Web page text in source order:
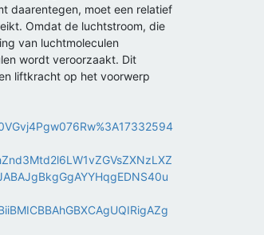
daarentegen, moet een relatief
Omdat de luchtstroom, die
van luchtmoleculen
wordt veroorzaakt. Dit
liftkracht op het voorwerp